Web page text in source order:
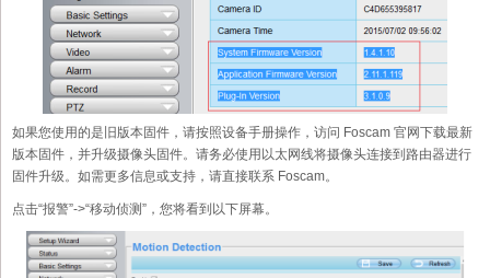
如果您使用的是旧版本固件，请按照设备手册操作，访问 Foscam 官网下载最新
版本固件，并升级摄像头固件。请务必使用以太网线将摄像头连接到路由器进行
固件升级。如需更多信息或支持，请直接联系 Foscam。
点击“报警”->“移动侦测”，您将看到以下屏幕。